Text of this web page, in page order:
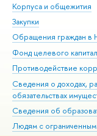
Корпуса и общежития
Закупки
Обращения граждан
Фонд целевого
Противодействие
Сведения о доходах,
обязательствах
Сведения об
Людям с